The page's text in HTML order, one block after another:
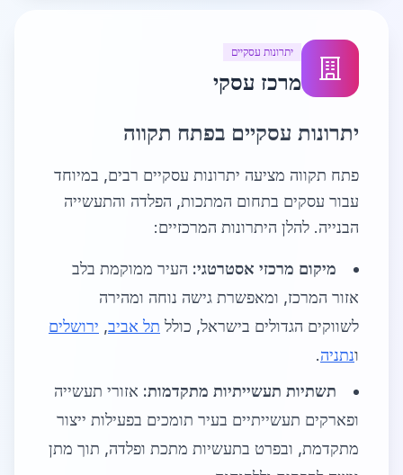
יתרונות עסקיים
מרכז עסקי
יתרונות עסקיים בפתח תקווה
פתח תקווה מציעה יתרונות עסקיים רבים, במיוחד
עבור עסקים בתחום המתכות, הפלדה והתעשייה
הבנייה. להלן היתרונות המרכזיים:
מיקום מרכזי אסטרטגי: העיר ממוקמת בלב
אזור המרכז, ומאפשרת גישה נוחה ומהירה
לשווקים הגדולים בישראל, כולל תל אביב, ירושלים
ונתניה.
תשתיות תעשייתיות מתקדמות: אזורי תעשייה
ופארקים תעשייתיים בעיר תומכים בפעילות ייצור
מתקדמת, ובפרט בתעשיות מתכת ופלדה, תוך מתן